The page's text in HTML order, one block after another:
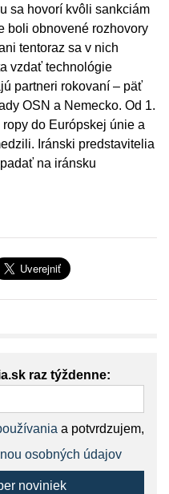
sa hovorí kvôli sankciám
boli obnovené rozhovory
tentoraz sa v nich
vzdať technológie
partneri rokovaní – päť
OSN a Nemecko. Od 1.
do Európskej únie a
Iránski predstavitelia
na iránsku
raz týždenne:
a potvrdzujem,
osobných údajov
noviniek